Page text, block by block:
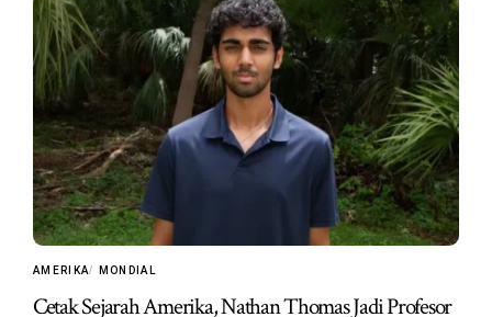
AMERIKA MONDIAL
Cetak Sejarah Amerika, Nathan Thomas Jadi Profesor